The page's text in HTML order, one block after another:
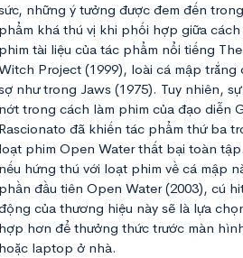
những ý tưởng được đem đến
phẩm khá thú vị khi phối hợp giữa cách
phim tài liệu của tác phẩm nổi tiếng
Project (1999), loài cá mập trắng
như trong Jaws (1975). Tuy nhiên,
nớt trong cách làm phim của đạo diễn
Rascionato đã khiến tác phẩm thứ ba
loạt phim Open Water thất bại toàn
nếu hứng thú với loạt phim về cá mập
phần đầu tiên Open Water (2003), cú
của thương hiệu này sẽ là lựa
hợp hơn để thưởng thức trước màn
hoặc laptop ở nhà.